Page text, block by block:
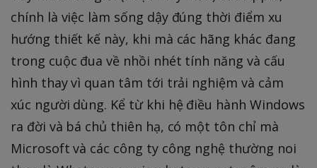
chính là việc làm sống dậy đúng thời điểm xu
hướng thiết kế này, khi mà các hãng khác đang
trong cuộc đua về nhồi nhét tính năng và cấu
hình thay vì quan tâm tới trải nghiệm và cảm
xúc người dùng. Kể từ khi hệ điều hành Windows
ra đời và bá chủ thiên hạ, có một tôn chỉ mà
Microsoft và các công ty công nghệ thường noi